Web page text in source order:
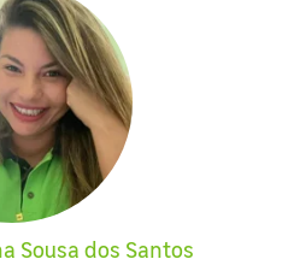
Sousa dos Santos